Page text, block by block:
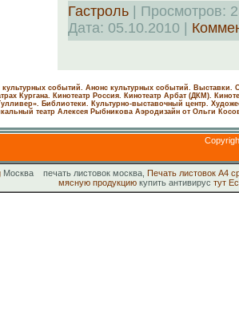
Гастроль | Просмотров:
Дата: 05.10.2010
событий. Анонс культурных событий. Выставки.
Кургана.
Кинотеатр Россия. Кинотеатр Арбат (ДКМ).
Библиотеки. Культурно-выставочный центр.
театр Алексея Рыбникова Аэродизайн от Ольги
Москва печать листовок москва, Печать листовок А4
мясную продукцию купить антивирус тут